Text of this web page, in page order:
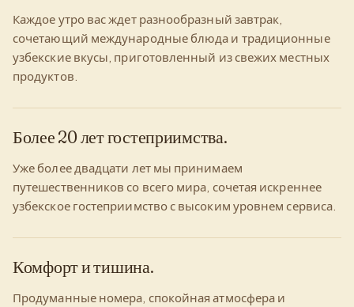
Каждое утро вас ждет разнообразный завтрак,
сочетающий международные блюда и традиционные
узбекские вкусы, приготовленный из свежих местных
продуктов.
Более 20 лет гостеприимства.
Уже более двадцати лет мы принимаем
путешественников со всего мира, сочетая искреннее
узбекское гостеприимство с высоким уровнем сервиса.
Комфорт и тишина.
Продуманные номера, спокойная атмосфера и